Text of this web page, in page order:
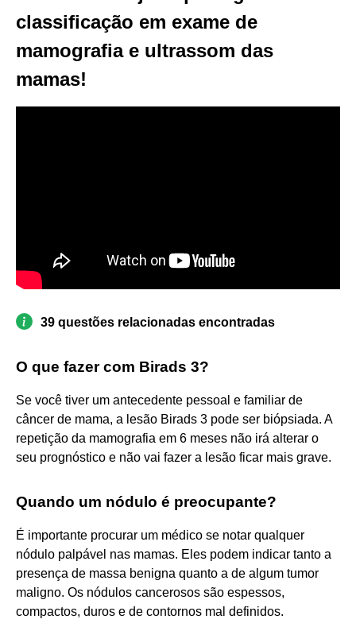
classificação em exame de
mamografia e ultrassom das
mamas!
39 questões relacionadas encontradas
O que fazer com Birads 3?
Se você tiver um antecedente pessoal e familiar de
câncer de mama, a lesão Birads 3 pode ser biópsiada. A
repetição da mamografia em 6 meses não irá alterar o
seu prognóstico e não vai fazer a lesão ficar mais grave.
Quando um nódulo é preocupante?
É importante procurar um médico se notar qualquer
nódulo palpável nas mamas. Eles podem indicar tanto a
presença de massa benigna quanto a de algum tumor
maligno. Os nódulos cancerosos são espessos,
compactos, duros e de contornos mal definidos.